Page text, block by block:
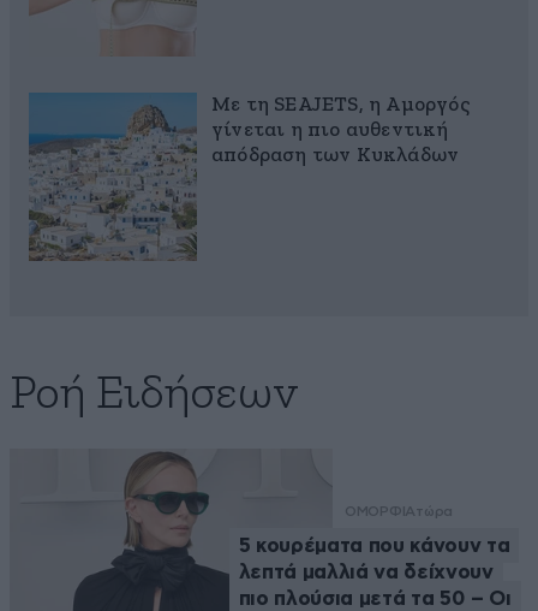
Με τη SEAJETS, η Αμοργός
γίνεται η πιο αυθεντική
απόδραση των Κυκλάδων
Ροή Ειδήσεων
ΟΜΟΡΦΙΑτώρα
5 κουρέματα που κάνουν τα
λεπτά μαλλιά να δείχνουν
πιο πλούσια μετά τα 50 – Οι